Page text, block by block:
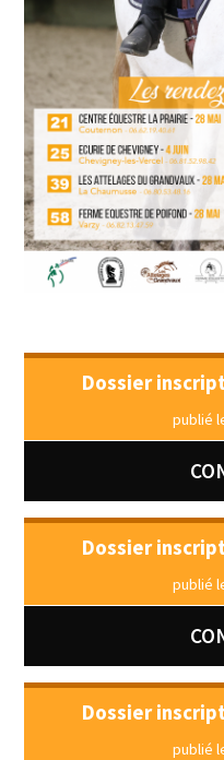
Dossier
publié
Dossier
publié
Dossier
publié